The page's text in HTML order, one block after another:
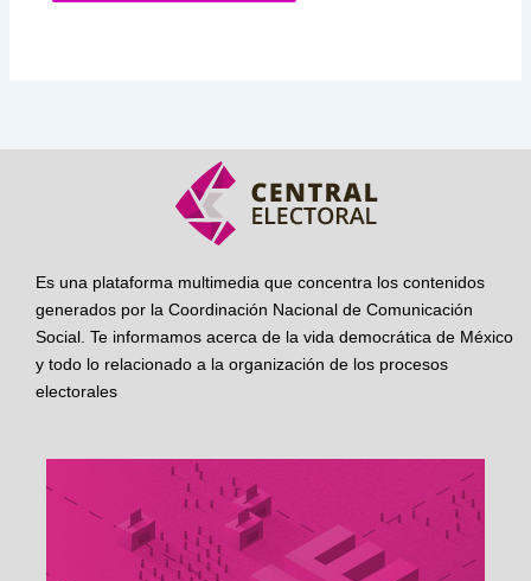
Es una plataforma multimedia que concentra los contenidos
generados por la Coordinación Nacional de Comunicación
Social. Te informamos acerca de la vida democrática de México
y todo lo relacionado a la organización de los procesos
electorales